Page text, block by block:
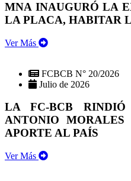
MNA INAUGURÓ LA
LA PLACA, HABITAR
Ver Más
FCBCB N° 20/2026
Julio de 2026
LA FC-BCB
ANTONIO
APORTE AL PAÍS
Ver Más